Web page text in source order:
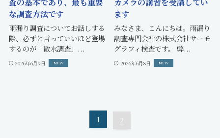
な調査方法です
雨漏り調査についてお話しする
際、必ずと言っていいほど登場
するのが「散水調査」...
2026年6月9日
ます
みなさま、こんにちは。雨漏り
調査専門会社の株式会社サーモ
グラフィ検査です。 弊...
2026年6月8日
1 2